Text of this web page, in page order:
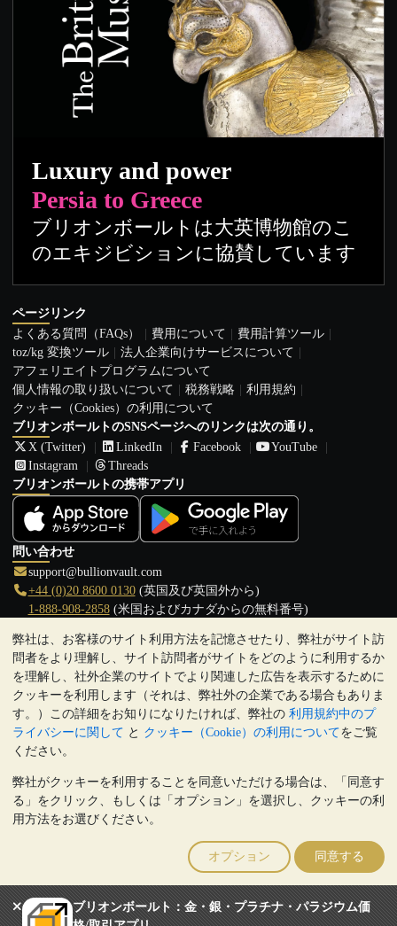
弊社は、お客様のサイト利用方法を記憶させたり、弊社がサイト訪
問者をより理解し、サイト訪問者がサイトをどのように利用するか
を理解し、社外企業のサイトでより関連した広告を表示するために
クッキーを利用します（それは、弊社外の企業である場合もありま
す。）この詳細をお知りになりたければ、弊社の 利用規約中のプ
ライバシーに関して と クッキー（Cookie）の利用についてをご覧
ください。
弊社がクッキーを利用することを同意いただける場合は、「同意す
る」をクリック、もしくは「オプション」を選択し、クッキーの利
用方法をお選びください。
オプション 同意する
ブリオンボールト：金・銀・プラチナ・パラジウム価
Luxury and power
Persia to Greece
ブリオンボールトは大英博物館のこ
のエキジビションに協賛しています
ページリンク
よくある質問（FAQs）
費用について
費用計算ツール
toz/kg 変換ツール
法人企業向けサービスについて
アフェリエイトプログラムについて
個人情報の取り扱いについて
税務戦略
利用規約
クッキー（Cookies）の利用について
ブリオンボールトのSNSページへのリンクは次の通り。
X (Twitter)
LinkedIn Facebook
YouTube
Instagram
Threads
ブリオンボールトの携帯アプリ
問い合わせ
support@bullionvault.com
+44 (0)20 8600 0130(英国及び英国外から)
1-888-908-2858(米国およびカナダからの無料番号)
クリックして通話を開始
営業時間:
9:00～20:30 (英国), 月曜日から金曜日
17:00～2:30（日本時間）, 月曜日から金曜日
Galmarley Ltd T/A BullionVault
3 Shortlands (7th Floor)
London
W6 8DA
United Kingdom
貴金属の価値は下落することもあれば上昇することもありま
す。過去の傾向は、将来の価格の動きを保証するものではありませ
ん。BullionVaultのウェブサイト上、もしくはBullionVaultとのコミ
ュニケーション上のいかなる内容も、投資に関する助言ではありま
せん。顧客は、金及び銀地金を所有することが適切かどうかを判断